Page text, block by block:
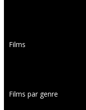
Films
Films par genre